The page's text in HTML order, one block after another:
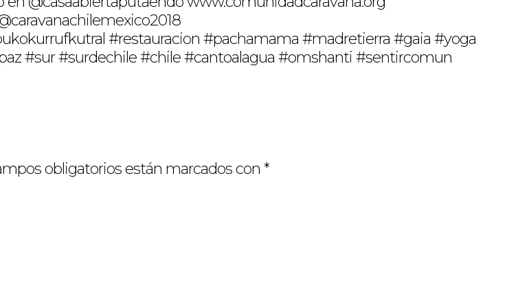
#restauracion #pachamama #madretierra #gaia #yoga
#sur #surdechile #chile #cantoalagua #omshanti #sentircomun
obligatorios están marcados con *